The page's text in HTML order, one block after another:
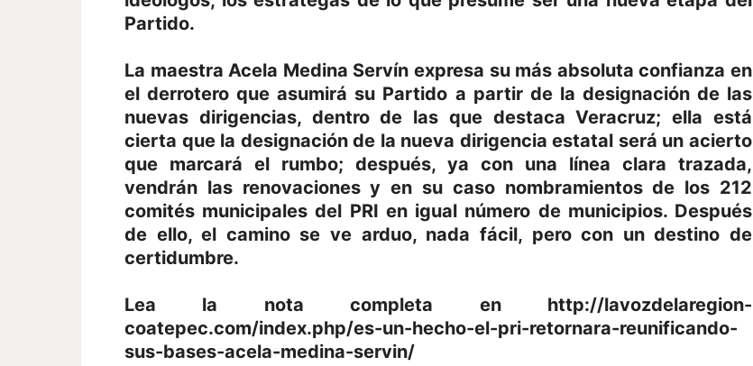
Partido.
La maestra Acela Medina Servín expresa su más absoluta confianza en
el derrotero que asumirá su Partido a partir de la designación de las
nuevas dirigencias, dentro de las que destaca Veracruz; ella está
cierta que la designación de la nueva dirigencia estatal será un acierto
que marcará el rumbo; después, ya con una línea clara trazada,
vendrán las renovaciones y en su caso nombramientos de los 212
comités municipales del PRI en igual número de municipios. Después
de ello, el camino se ve arduo, nada fácil, pero con un destino de
certidumbre.
Lea la nota completa en http://lavozdelaregion-
coatepec.com/index.php/es-un-hecho-el-pri-retornara-reunificando-
sus-bases-acela-medina-servin/